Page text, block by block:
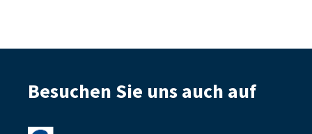
Besuchen Sie uns auch auf